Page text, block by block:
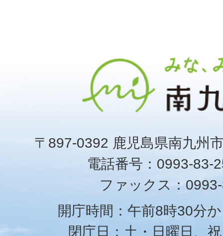
〒897-0392 鹿児島県南九州
電話番号：0993-83-
ファックス：
開庁時間：午前8時30分
閉庁日：土・日曜日、